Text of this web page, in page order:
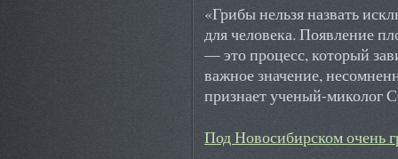
«Грибы нельзя назвать
для человека. Появление
— это процесс, который
важное значение,
признает ученый-миколог
Под Новосибирском очень